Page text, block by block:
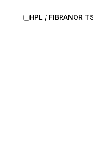
HPL / FIBRANOR TS